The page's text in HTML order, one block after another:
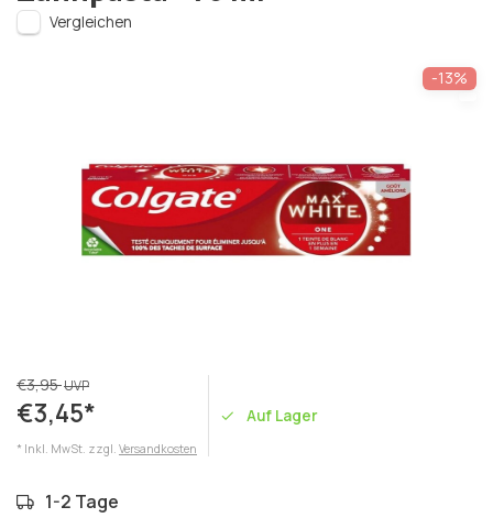
Vergleichen
-13%
€3,95UVP
€3,45*
* Inkl. MwSt. zzgl. Versandkosten
Auf Lager
1-2 Tage